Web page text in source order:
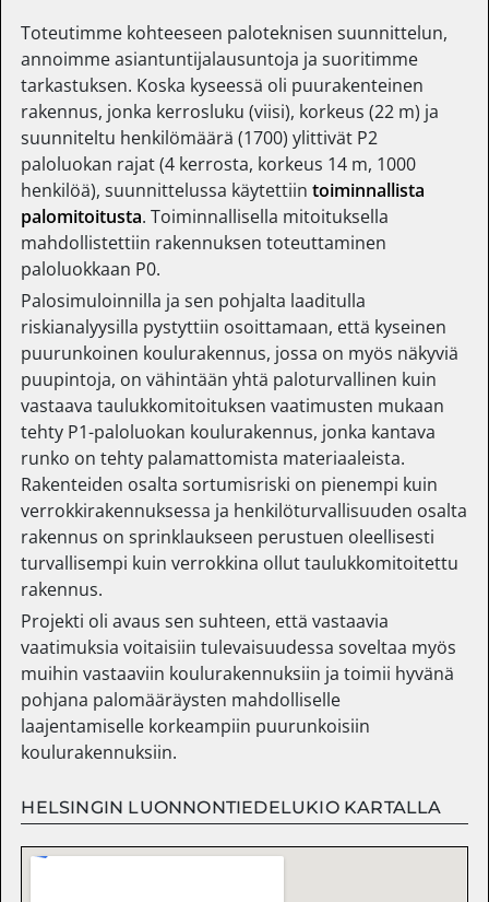
Toteutimme kohteeseen paloteknisen suunnittelun,
annoimme asiantuntijalausuntoja ja suoritimme
tarkastuksen. Koska kyseessä oli puurakenteinen
rakennus, jonka kerrosluku (viisi), korkeus (22 m) ja
suunniteltu henkilömäärä (1700) ylittivät P2
paloluokan rajat (4 kerrosta, korkeus 14 m, 1000
henkilöä), suunnittelussa käytettiintoiminnallista
palomitoitusta. Toiminnallisella mitoituksella
mahdollistettiin rakennuksen toteuttaminen
paloluokkaan P0.
Palosimuloinnilla ja sen pohjalta laaditulla
riskianalyysilla pystyttiin osoittamaan, että kyseinen
puurunkoinen koulurakennus, jossa on myös näkyviä
puupintoja, on vähintään yhtä paloturvallinen kuin
vastaava taulukkomitoituksen vaatimusten mukaan
tehty P1-paloluokan koulurakennus, jonka kantava
runko on tehty palamattomista materiaaleista.
Rakenteiden osalta sortumisriski on pienempi kuin
verrokkirakennuksessa ja henkilöturvallisuuden osalta
rakennus on sprinklaukseen perustuen oleellisesti
turvallisempi kuin verrokkina ollut taulukkomitoitettu
rakennus.
Projekti oli avaus sen suhteen, että vastaavia
vaatimuksia voitaisiin tulevaisuudessa soveltaa myös
muihin vastaaviin koulurakennuksiin ja toimii hyvänä
pohjana palomääräysten mahdolliselle
laajentamiselle korkeampiin puurunkoisiin
koulurakennuksiin.
HELSINGIN LUONNONTIEDELUKIO KARTALLA